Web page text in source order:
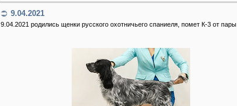
9.04.2021
9.04.2021 родились щенки русского охотничьего спаниеля, помет К-3 от пары